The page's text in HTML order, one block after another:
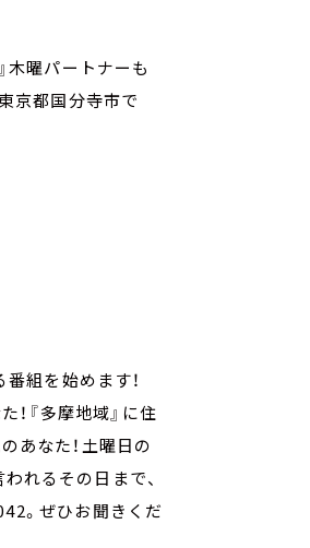
木曜パートナーも
京都国分寺市で
組を始めます！
！『多摩地域』に住
あなた！土曜日の
れるその日まで、
。ぜひお聞きくだ